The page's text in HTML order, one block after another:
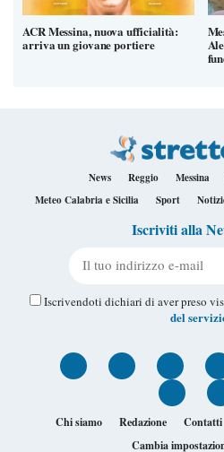
ACR Messina, nuova ufficialità:
arriva un giovane portiere
News Reggio Messina
Meteo Calabria e Sicilia
Sport
Iscriviti alla
Iscrivendoti dichiari di aver preso
del
Chi siamo Redazione Contatti
Cambia